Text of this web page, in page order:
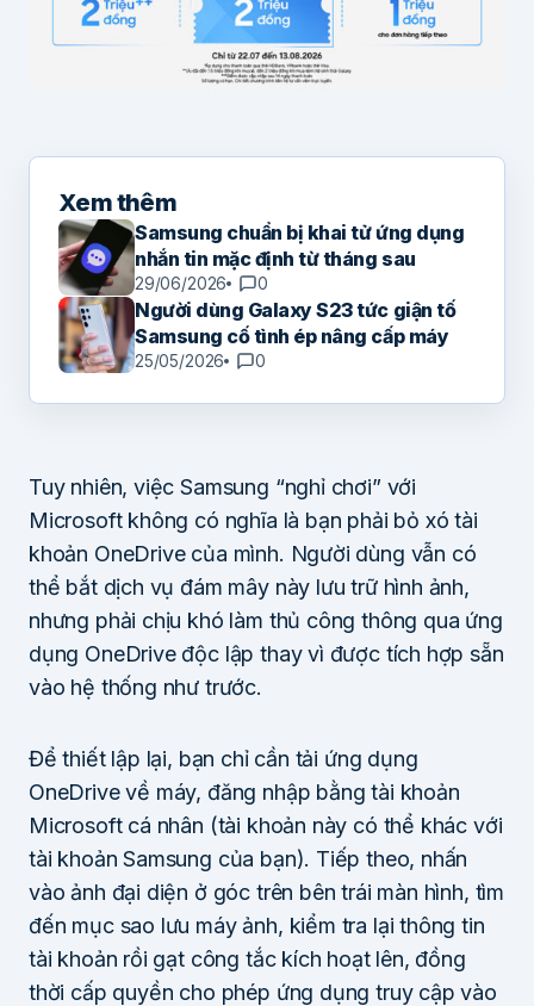
Xem thêm
Samsung chuẩn bị khai tử ứng dụng
nhắn tin mặc định từ tháng sau
29/06/2026 0
Người dùng Galaxy S23 tức giận tố
Samsung cố tình ép nâng cấp máy
25/05/2026 0
Tuy nhiên, việc Samsung “nghỉ chơi” với
Microsoft không có nghĩa là bạn phải bỏ xó tài
khoản OneDrive của mình. Người dùng vẫn có
thể bắt dịch vụ đám mây này lưu trữ hình ảnh,
nhưng phải chịu khó làm thủ công thông qua ứng
dụng OneDrive độc lập thay vì được tích hợp sẵn
vào hệ thống như trước.
Để thiết lập lại, bạn chỉ cần tải ứng dụng
OneDrive về máy, đăng nhập bằng tài khoản
Microsoft cá nhân (tài khoản này có thể khác với
tài khoản Samsung của bạn). Tiếp theo, nhấn
vào ảnh đại diện ở góc trên bên trái màn hình, tìm
đến mục sao lưu máy ảnh, kiểm tra lại thông tin
tài khoản rồi gạt công tắc kích hoạt lên, đồng
thời cấp quyền cho phép ứng dụng truy cập vào